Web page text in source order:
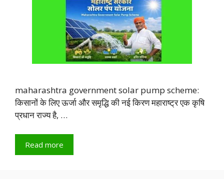
maharashtra government solar pump scheme:
किसानों के लिए ऊर्जा और समृद्धि की नई किरण महाराष्ट्र एक कृषि
प्रधान राज्य है, …
Read more